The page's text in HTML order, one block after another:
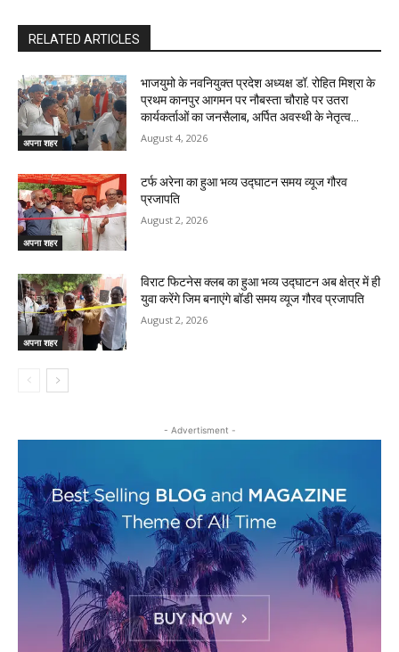
RELATED ARTICLES
अपना शहर
भाजयुमो के नवनियुक्त प्रदेश अध्यक्ष डॉ. रोहित मिश्रा के
प्रथम कानपुर आगमन पर नौबस्ता चौराहे पर उतरा
कार्यकर्ताओं का जनसैलाब, अर्पित अवस्थी के नेतृत्व...
August 4, 2026
अपना शहर
टर्फ अरेना का हुआ भव्य उद्घाटन समय व्यूज गौरव
प्रजापति
August 2, 2026
अपना शहर
विराट फिटनेस क्लब का हुआ भव्य उद्घाटन अब क्षेत्र में ही
युवा करेंगे जिम बनाएंगे बॉडी समय व्यूज गौरव प्रजापति
August 2, 2026
- Advertisment -